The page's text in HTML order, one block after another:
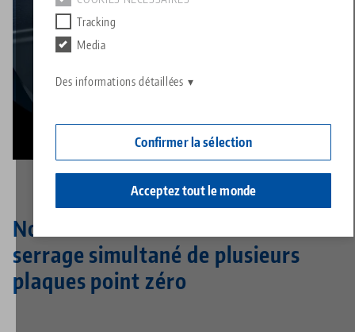
Tracking
Media
Des informations détaillées
Confirmer la sélection
Acceptez tout le monde
Nouvelle série modulaire avec
serrage simultané de plusieurs
plaques point zéro